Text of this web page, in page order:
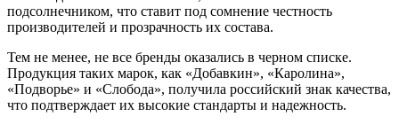
подсолнечником, что ставит под сомнение честность
производителей и прозрачность их состава.
Тем не менее, не все бренды оказались в черном списке.
Продукция таких марок, как «Добавкин», «Каролина»,
«Подворье» и «Слобода», получила российский знак качества,
что подтверждает их высокие стандарты и надежность.